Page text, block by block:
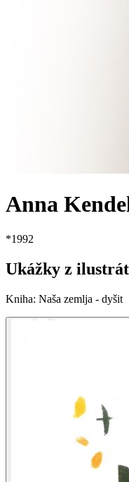
Anna
*1992
Ukážky z
Kniha: Naša zemlja - dyšit